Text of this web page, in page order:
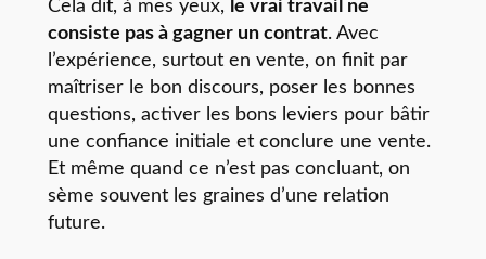
Cela dit, à mes yeux, le vrai travail ne
consiste pas à gagner un contrat. Avec
l’expérience, surtout en vente, on finit par
maîtriser le bon discours, poser les bonnes
questions, activer les bons leviers pour bâtir
une confiance initiale et conclure une vente.
Et même quand ce n’est pas concluant, on
sème souvent les graines d’une relation
future.